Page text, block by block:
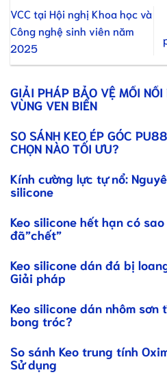
VCC tại Hội nghị Khoa học và
Công nghệ sinh viên năm
2025
GIẢI PHÁP BẢO VỆ MỐI
VÙNG VEN BIỂN
SO SÁNH KEO ÉP GÓC
CHỌN NÀO TỐI ƯU?
Kính cường lực tự nổ:
silicone
Keo silicone hết hạn có
đã”chết”
Keo silicone dán đá bị
Giải pháp
Keo silicone dán nhôm
bong tróc?
So sánh Keo trung tính
Sử dụng